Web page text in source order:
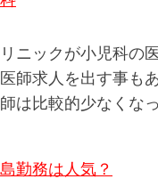
ニックが小児科の
師求人を出す事も
は比較的少なくな
勤務は人気？